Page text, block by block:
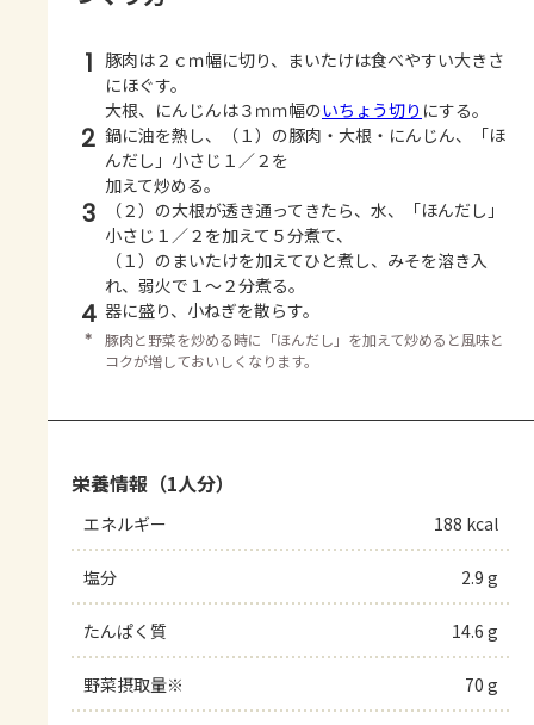
1 豚肉は２ｃｍ幅に切り、まいたけは食べやすい大きさ
にほぐす。
大根、にんじんは３ｍｍ幅のいちょう切り にする。
2 鍋に油を熱し、（１）の豚肉・大根・にんじん、「ほ
んだし」小さじ１／２を
加えて炒める。
3
（２）の大根が透き通ってきたら、水、「ほんだし」
小さじ１／２を加えて５分煮て、
（１）のまいたけを加えてひと煮し、みそを溶き入
れ、弱火で１～２分煮る。
4 器に盛り、小ねぎを散らす。
＊
豚肉と野菜を炒める時に「ほんだし」を加えて炒めると風味と
コクが増しておいしくなります。
栄養情報（1人分）
エネルギー 188 kcal
塩分 2.9 g
たんぱく質 14.6 g
野菜摂取量※ 70 g